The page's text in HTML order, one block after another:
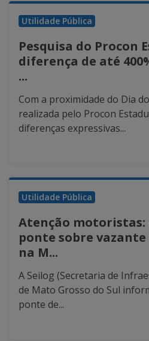
Utilidade Pública
Pesquisa do Procon
diferença de até
...
Com a proximidade do Dia
realizada pelo Procon
diferenças expressivas...
Utilidade Pública
Atenção
ponte sobre
na M...
A Seilog (Secretaria de
de Mato Grosso do Sul
ponte de...